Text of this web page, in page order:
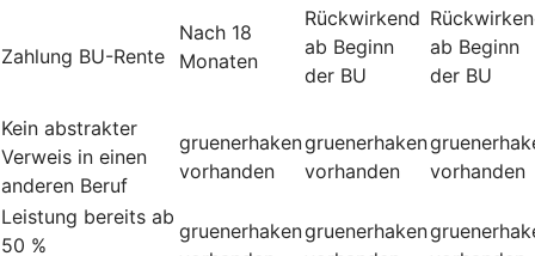
Zahlung BU-Rente
Nach 18
Monaten
Rückwirkend
ab Beginn
der BU
ab Beginn
der BU
Kein abstrakter
Verweis in einen
anderen Beruf
gruenerhaken
vorhanden
gruenerhaken
vorhanden
vorhanden
Leistung bereits ab
50 %
gruenerhakengruenerhaken